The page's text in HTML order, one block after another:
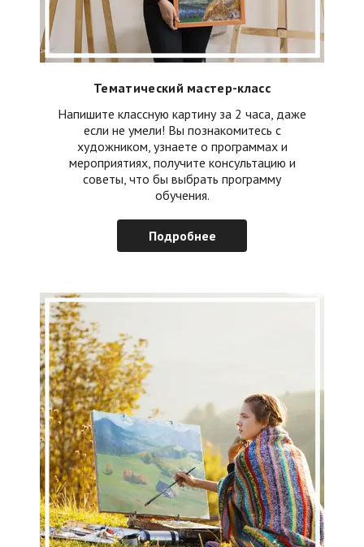
Тематический мастер-класс
Напишите классную картину за 2 часа, даже
если не умели! Вы познакомитесь с
художником, узнаете о программах и
мероприятиях, получите консультацию и
советы, что бы выбрать программу
обучения.
Подробнее